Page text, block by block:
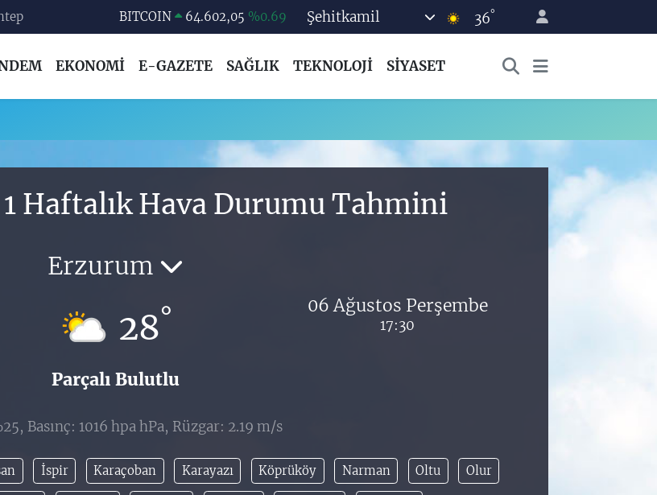
BITCOIN 64.602,05 %0.69
EURO
55,0250 %0.02
STERLİN
64,2398 %0.2
BİST100
%48
Şehitkamil 36°
EKONOMİ E-GAZETE SAĞLIK TEKNOLOJİ SİYASET
1 Haftalık Hava Durumu Tahmini
Erzurum
28°
Parçalı Bulutlu
06 Ağustos Perşembe
17:30
Basınç: 1016 hpa hPa, Rüzgar: 2.19 m/s
İspir Karaçoban Karayazı Köprüköy Narman Oltu Olur